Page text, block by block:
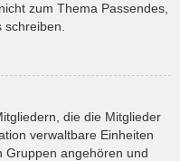
zum Thema Passendes,
schreiben.
die die Mitglieder
verwaltbare Einheiten
Gruppen angehören und